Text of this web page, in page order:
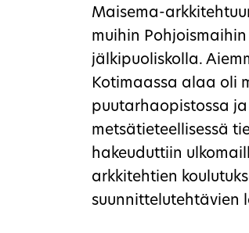
Maisema-
muihin
jälkipuoliskolla.
Kotimaassa alaa oli
puutarhaopistossa
metsätieteellisessä
hakeuduttiin
arkkitehtien
suunnittelutehtävien